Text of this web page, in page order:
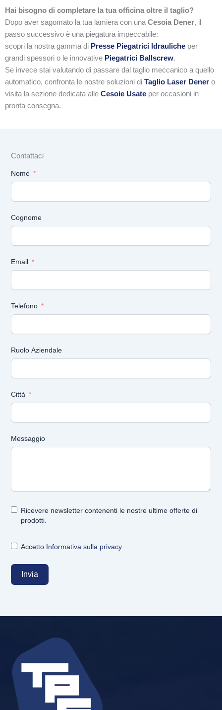
Hai bisogno di completare la tua officina oltre il taglio?
Dopo aver sagomato la tua lamiera con unaCesoia Dener, il
passo successivo è una piegatura impeccabile:
scopri la nostra gamma di Presse Piegatrici Idrauliche per
grandi spessori o le innovative Piegatrici Ballscrew.
Se invece stai valutando di passare dal taglio meccanico a quello
automatico, confronta le nostre soluzioni di Taglio Laser Dener o
visita la sezione dedicata alle Cesoie Usate per occasioni in
pronta consegna.
Contattaci
Nome
Cognome
Email
Telefono
Ruolo Aziendale
Città
Messaggio
Ricevere newsletter contenenti le nostre ultime offerte di
prodotti.
Accetto Informativa sulla privacy
Invia